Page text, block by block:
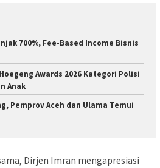
700%, Fee-Based Income Bisnis
Awards 2026 Kategori Polisi
Anak
Pemprov Aceh dan Ulama Temui
Dirjen Imran mengapresiasi